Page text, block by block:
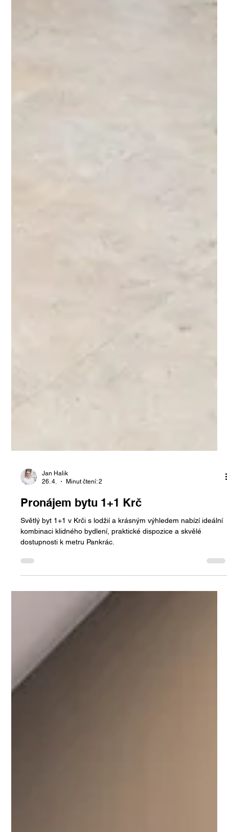
Jan Halik
Minut čtení: 2
Pronájem bytu 1+1 Krč
Světlý byt 1+1 v Krči s lodžií a krásným výhledem nabízí ideální
kombinaci klidného bydlení, praktické dispozice a skvělé
dostupnosti k metru Pankrác.